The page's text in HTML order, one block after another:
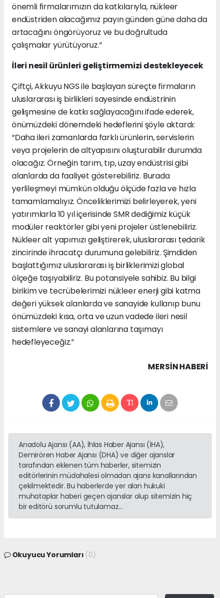
önemli firmalarımızın da katkılarıyla, nükleer
endüstriden alacağımız payın günden güne daha da
artacağını öngörüyoruz ve bu doğrultuda
çalışmalar yürütüyoruz.”
İleri nesil ürünleri geliştirmemizi destekleyecek
Çiftçi, Akkuyu NGS ile başlayan süreçte firmaların
uluslararası iş birlikleri sayesinde endüstrinin
gelişmesine de katkı sağlayacağını ifade ederek,
önümüzdeki dönemdeki hedeflerini şöyle aktardı:
“Daha ileri zamanlarda farklı ürünlerin, servislerin
veya projelerin de altyapısını oluşturabilir durumda
olacağız. Örneğin tarım, tıp, uzay endüstrisi gibi
alanlarda da faaliyet gösterebiliriz. Burada
yerlileşmeyi mümkün olduğu ölçüde fazla ve hızla
tamamlamalıyız. Önceliklerimizi belirleyerek, yeni
yatırımlarla 10 yıl içerisinde SMR dediğimiz küçük
modüler reaktörler gibi yeni projeler üstlenebiliriz.
Nükleer alt yapımızı geliştirerek, uluslararası tedarik
zincirinde ihracatçı durumuna gelebiliriz. Şimdiden
başlattığımız uluslararası iş birliklerimizi global
ölçeğe taşıyabiliriz. Bu potansiyele sahibiz. Bu bilgi
birikim ve tecrübelerimizi nükleer enerji gibi katma
değeri yüksek alanlarda ve sanayide kullanıp bunu
önümüzdeki kısa, orta ve uzun vadede ileri nesil
sistemlere ve sanayi alanlarına taşımayı
hedefleyeceğiz.”
MERSIN HABERİ
Anadolu Ajansı (AA), İhlas Haber Ajansı (İHA),
Demirören Haber Ajansı (DHA) ve diğer ajanslar
tarafından eklenen tüm haberler, sitemizin
editörlerinin müdahalesi olmadan ajans kanallarından
çekilmektedir. Bu haberlerde yer alan hukuki
muhataplar haberi geçen ajanslar olup sitemizin hiç
bir editörü sorumlu tutulamaz...
Okuyucu Yorumları (0)